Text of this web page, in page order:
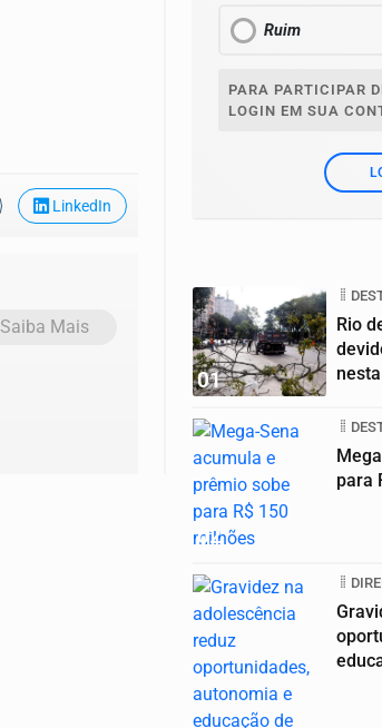
LinkedIn
Saiba Mais
Ruim
PARA PARTICIPAR
LOGIN EM SUA
01
Rio
02
para